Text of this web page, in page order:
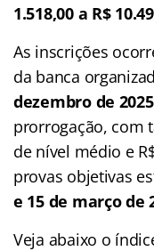
1.518,00 a R$
As inscrições
da banca
dezembro de
prorrogação, com
de nível médio e
provas objetivas
e 15 de março de
Veja abaixo o